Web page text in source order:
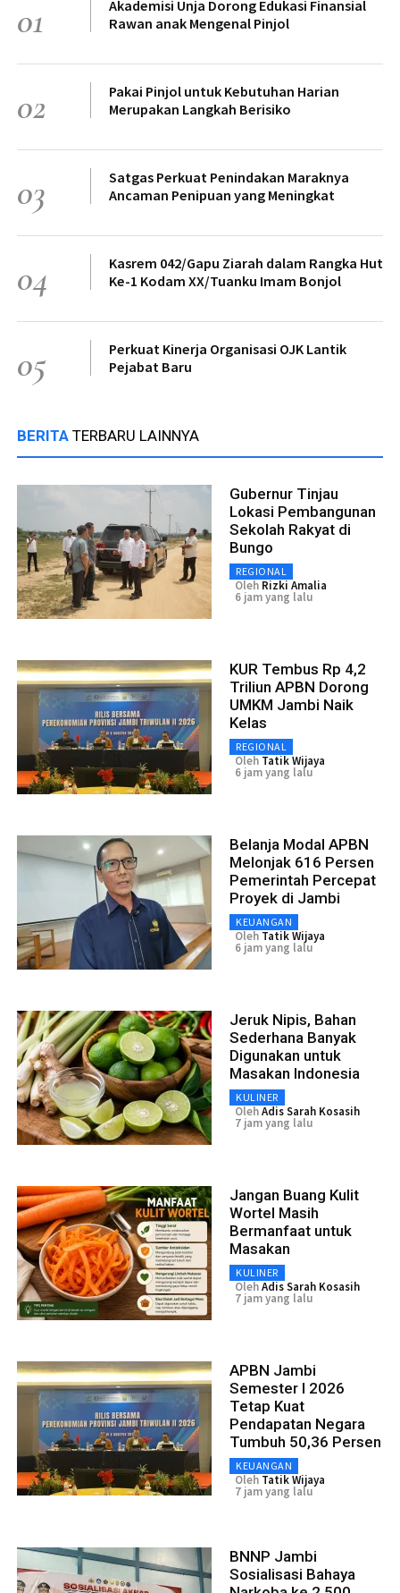
01
Akademisi Unja Dorong Edukasi Finansial
Rawan anak Mengenal Pinjol
02
Pakai Pinjol untuk Kebutuhan Harian
Merupakan Langkah Berisiko
03
Satgas Perkuat Penindakan Maraknya
Ancaman Penipuan yang Meningkat
04
Kasrem 042/Gapu Ziarah dalam Rangka Hut
Ke-1 Kodam XX/Tuanku Imam Bonjol
05
Perkuat Kinerja Organisasi OJK Lantik
Pejabat Baru
BERITA TERBARU LAINNYA
Gubernur Tinjau
Lokasi Pembangunan
Sekolah Rakyat di
Bungo
REGIONAL
Oleh Rizki Amalia
6 jam yang lalu
KUR Tembus Rp 4,2
Triliun APBN Dorong
UMKM Jambi Naik
Kelas
REGIONAL
Oleh Tatik Wijaya
6 jam yang lalu
Belanja Modal APBN
Melonjak 616 Persen
Pemerintah Percepat
Proyek di Jambi
KEUANGAN
Oleh Tatik Wijaya
6 jam yang lalu
Jeruk Nipis, Bahan
Sederhana Banyak
Digunakan untuk
Masakan Indonesia
KULINER
OlehAdis Sarah Kosasih
7 jam yang lalu
Jangan Buang Kulit
Wortel Masih
Bermanfaat untuk
Masakan
KULINER
OlehAdis Sarah Kosasih
7 jam yang lalu
APBN Jambi
Semester I 2026
Tetap Kuat
Pendapatan Negara
Tumbuh 50,36 Persen
KEUANGAN
Oleh Tatik Wijaya
7 jam yang lalu
BNNP Jambi
Sosialisasi Bahaya